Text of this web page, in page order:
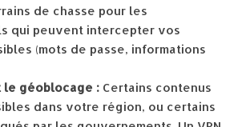
de chasse pour les
qui peuvent intercepter vos
(mots de passe, informations
le géoblocage : Certains contenus
dans votre région, ou certains